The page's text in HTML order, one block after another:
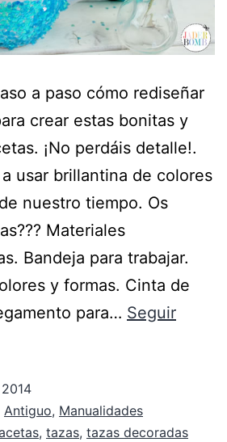
a paso cómo rediseñar
crear estas bonitas y
¡No perdáis detalle!.
usar brillantina de colores
nuestro tiempo. Os
Materiales
Bandeja para trabajar.
y formas. Cinta de
para… Seguir
Antiguo, Manualidades
, tazas, tazas decoradas